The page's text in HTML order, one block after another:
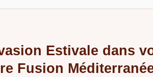
Estivale dans
Fusion